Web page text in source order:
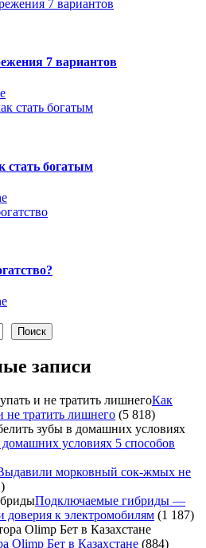
7 вариантов
стать богатым
Поиск
записи
Как
не тратить лишнего (5 818)
условиях 5 способов
морковный сок-жмых не
Подключаемые гибриды —
доверия к электромобилям (1 187)
Olimp Бет в Казахстане (884)